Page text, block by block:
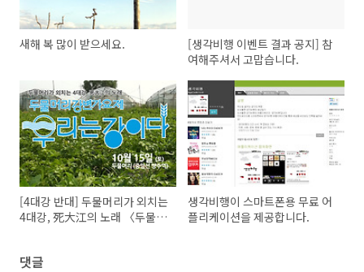
새해 복 많이 받으세요.
[생각비행 이벤트 결과 공지] 참
여해주셔서 고맙습니다.
[4대강 반대] 두물머리가 외치는
4대강, 死大江의 노래 〈두물머
생각비행이 스마트폰용 무료 어
플리케이션을 제공합니다.
댓글